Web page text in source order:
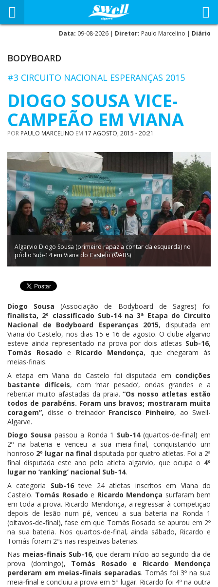
Data: 09-08-2026 | Diretor: Paulo Marcelino | Diário
BODYBOARD
#3 CIRCUITO NACIONAL ESPERANÇAS 2015
DIOGO SOUSA VICE-
CAMPEÃO EM VIANA
POR PAULO MARCELINO EM 17 AGOSTO, 2015 - 20:21
Algarvio Diogo Sousa (primeiro rapaz a contar da esquerda) no
pódio Sub-14 em Viana do Castelo (®ABS)
Diogo Sousa (Associação de Bodyboard de Sagres) foi
finalista, 2º classificado Sub-14 na 3ª Etapa do Circuito
Nacional de Bodyboard Esperanças 2015, disputada em
Viana do Castelo, nos dias 15 e 16 de agosto. O clube algarvio
esteve ainda representado na prova por dois atletas Sub-16,
Tomás Rosado e Ricardo Mendonça, que chegaram às
meias-finais.
A etapa em Viana do Castelo foi disputada em condições
bastante difíceis, com ‘mar pesado’, ondas grandes e a
rebentar muito afastadas da praia.“Os nosso atletas estão
todos de parabéns. Foram uns bravos; mostraram muita
coragem”, disse o treinador Francisco Pinheiro, ao Swell-
Algarve.
Diogo Sousa passou a Ronda 1 Sub-14(quartos-de-final) em
2º na bateria e venceu a sua meia-final, conquistando um
honroso 2º lugar na final disputada por quatro atletas. Foi a 2ª
final disputada este ano pelo atleta algarvio, que ocupa o 4º
lugar no ‘ranking’ nacional Sub-14.
A categoria Sub-16teve 24 atletas inscritos em Viana do
Castelo. Tomás Rosado e Ricardo Mendonça surfaram bem
em toda a prova. Ricardo Mendonça, a regressar à competição
depois de lesão num pé, venceu a sua bateria na Ronda 1
(oitavos-de-final), fase em que Tomás Rosado se apurou em 2º
na sua bateria. Nos quartos-de-final, ainda sábado, Ricardo e
Tomás foram 2ºs nas respetivas baterias.
Nas meias-finais Sub-16, que deram início ao segundo dia de
prova (domingo), Tomás Rosado e Ricardo Mendonça
perderam em meias-finais separadas. Tomás foi 3º na sua
meia-final e concluiu a prova em 5º lugar. Ricardo foi 4º na outra